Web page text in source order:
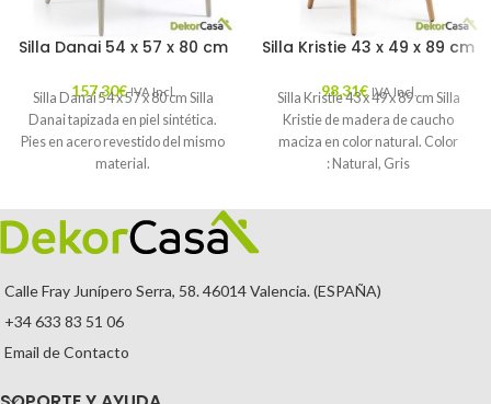
Silla Danai 54 x 57 x 80 cm
157,30€ IVA Incl.
Silla Danai 54 x 57 x 80 cm Silla
Danai tapizada en piel sintética.
Pies en acero revestido del mismo
material.
Silla Kristie 43 x 49 x 89 cm
98,31€ IVA Incl.
Silla Kristie 43 x 49 x 89 cm Silla
Kristie de madera de caucho
maciza en color natural. Color
: Natural, Gris
Calle Fray Junípero Serra, 58. 46014 Valencia. (ESPAÑA)
+34 633 83 51 06
Email de Contacto